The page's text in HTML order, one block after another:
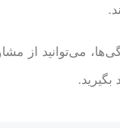
می‌توانید از